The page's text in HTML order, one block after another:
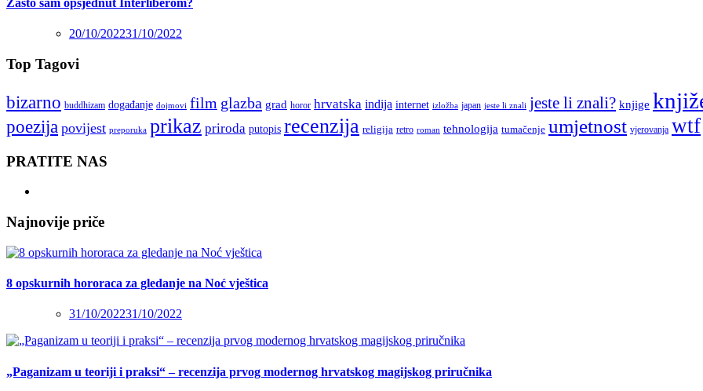
Zašto sam opsjednut Interliberom?
20/10/202231/10/2022
Top Tagovi
bizarno buddhizam događanje dojmovi film glazba grad horor hrvatska indija internet izložba japan jeste li znali jeste li znali? knjige
poezija povijest preporuka prikaz priroda putopis recenzija religija retro roman tehnologija tumačenje umjetnost vjerovanja wtf
PRATITE NAS
Najnovije priče
8 opskurnih hororaca za gledanje na Noć vještica
31/10/202231/10/2022
„Paganizam u teoriji i praksi“ – recenzija prvog modernog hrvatskog magijskog priručnika